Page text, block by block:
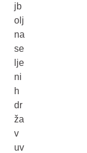
jb
olj
na
se
lje
ni
h
dr
ža
v
uv